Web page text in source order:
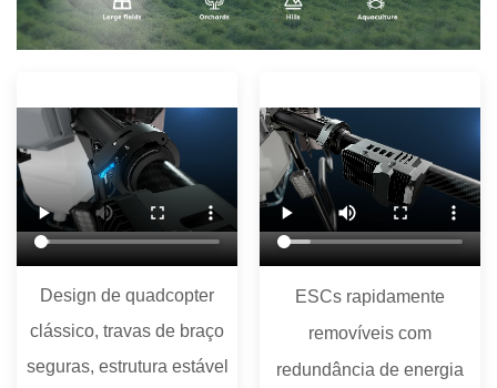
Design de quadcopter
clássico, travas de braço
seguras, estrutura estável
ESCs rapidamente
removíveis com
redundância de energia